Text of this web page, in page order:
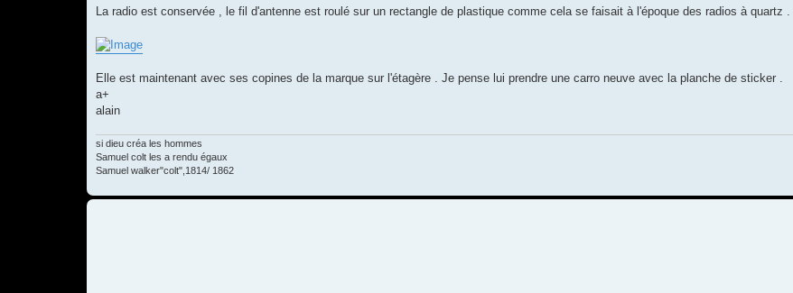
La radio est conservée , le fil d'antenne est roulé sur un rectangle de plastique comme cela se faisait à l'époque des radios à quartz .
Elle est maintenant avec ses copines de la marque sur l'étagère . Je pense lui prendre une carro neuve avec la planche de sticker .
a+
alain
si dieu créa les hommes
Samuel colt les a rendu égaux
Samuel walker"colt",1814/ 1862